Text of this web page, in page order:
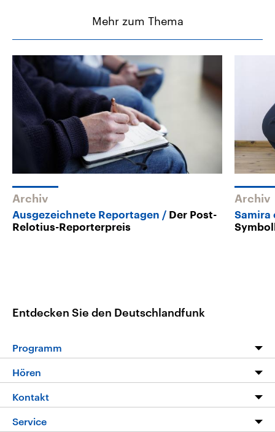
Mehr zum Thema
Archiv
Ausgezeichnete Reportagen
Der Post-
Relotius-Reporterpreis
Archiv
Samira
Entdecken Sie den Deutschlandfunk
Programm
Programm
Die Nachrichten
Nachrichtenleicht
Hören
Livestream
Kontakt
Hörerservice
Service